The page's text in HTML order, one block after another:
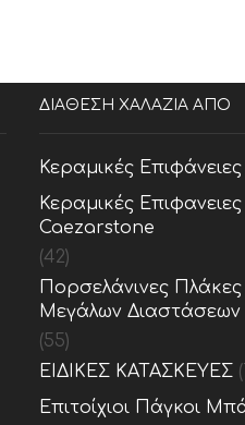
ΔΙΑΘΕΣΗ ΧΑΛΑΖΙΑ ΑΠΟ
Κεραμικές Επιφάνειες
Κεραμικές Επιφανειες
Caezarstone
(42)
Πορσελάνινες Πλάκες
Μεγάλων Διαστάσεων
(55)
ΕΙΔΙΚΕΣ ΚΑΤΑΣΚΕΥΕΣ
Επιτοίχιοι Πάγκοι